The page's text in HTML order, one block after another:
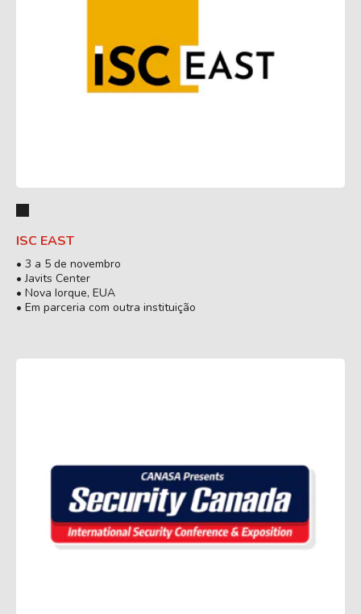
ISC EAST
• 3 a 5 de novembro
• Javits Center
• Nova Iorque, EUA
• Em parceria com outra instituição